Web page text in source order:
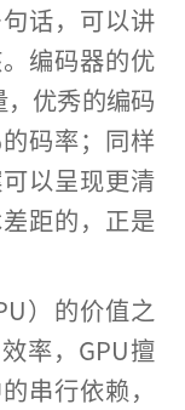
话，可以讲
编码器的优
优秀的编码
码率；同样
以呈现更清
距的，正是
）的价值之
率，GPU擅
串行依赖，